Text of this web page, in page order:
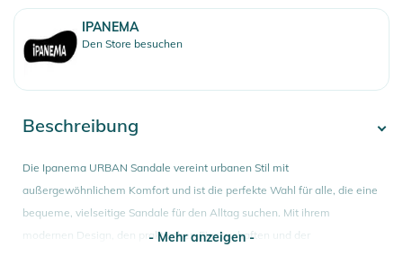
IPANEMA
Den Store besuchen
Beschreibung
Die Ipanema URBAN Sandale vereint urbanen Stil mit
außergewöhnlichem Komfort und ist die perfekte Wahl für alle, die eine
bequeme, vielseitige Sandale für den Alltag suchen. Mit ihrem
modernen Design, den praktischen Eigenschaften und der
- Mehr anzeigen -